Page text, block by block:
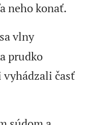
neho konať.
vlny
prudko
časť